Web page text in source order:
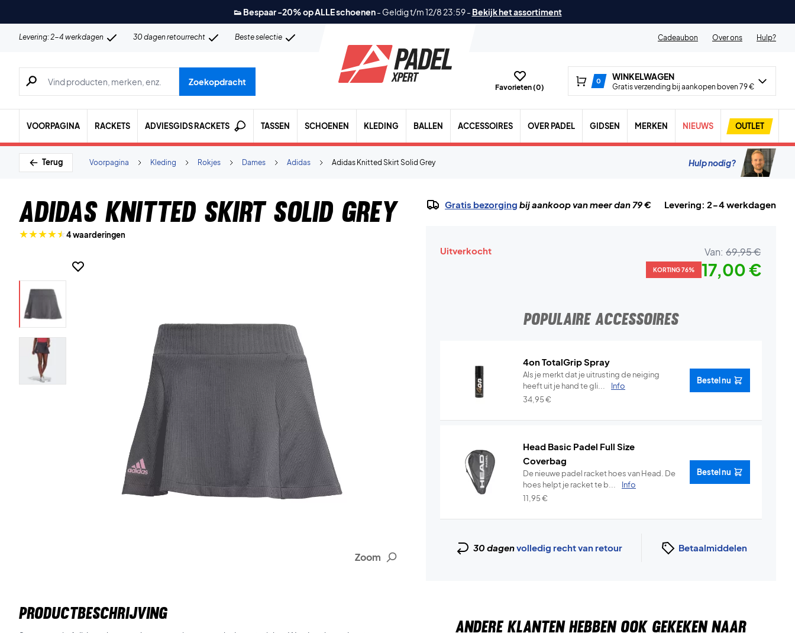
👟 Bespaar -20% op ALLE schoenen- Geldig t/m 12/8 23:59- Bekijk het assortiment
Levering: 2-4 werkdagen 30 dagen retourrecht Beste selectie Cadeaubon Over ons Hulp?
Zoeken naar producten, merken etc.
Zoekopdracht
Favorieten (0)
0 WINKELWAGEN
Gratis verzending bij aankopen boven 79 €
VOORPAGINA RACKETS ADVIESGIDS RACKETS TASSEN SCHOENEN KLEDING BALLEN ACCESSOIRES OVER PADEL GIDSEN MERKEN NIEUWS OUTLET
Terug Adidas Knitted Skirt Solid Grey
Adidas
Dames
Rokjes
Kleding
Voorpagina Hulp nodig?
Adidas Knitted Skirt Solid Grey
4 waarderingen
Zoom
PRODUCTBESCHRIJVING
Gratis bezorging bij aankoop van meer dan 79 € Levering: 2-4 werkdagen
Uitverkocht Van: 69,95 €
KORTING 76% 17,00 €
POPULAIRE ACCESSOIRES
4on TotalGrip Spray
Als je merkt dat je uitrusting de neiging
heeft uit je hand te gli...
Info
34,95€
Bestel nu
Head Basic Padel Full Size
Coverbag
De nieuwe padel racket hoes van Head. De
hoes helpt je racket te b...
Info
11,95€
Bestel nu
30 dagenvolledig recht van retour Betaalmiddelen
ANDERE KLANTEN HEBBEN OOK GEKEKEN NAAR